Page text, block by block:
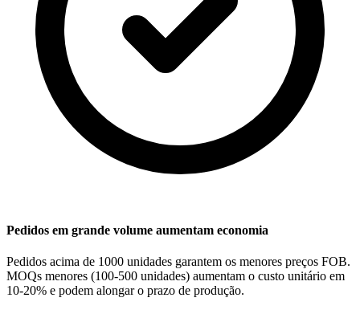
Pedidos em grande volume aumentam economia
Pedidos acima de 1000 unidades garantem os menores preços FOB.
MOQs menores (100-500 unidades) aumentam o custo unitário em
10-20% e podem alongar o prazo de produção.